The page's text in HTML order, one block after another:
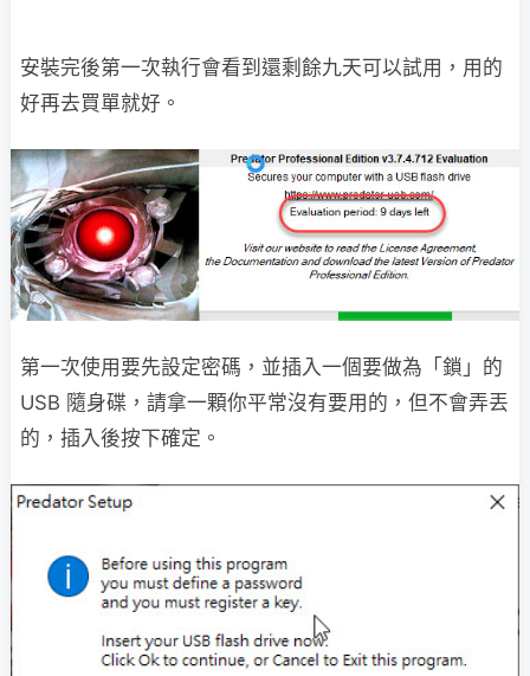
安裝完後第一次執行會看到還剩餘九天可以試用，用的
好再去買單就好。
第一次使用要先設定密碼，並插入一個要做為「鎖」的
USB 隨身碟，請拿一顆你平常沒有要用的，但不會弄丟
的，插入後按下確定。